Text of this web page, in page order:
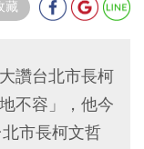
藏
讚台北市長柯
不容」，他今
市長柯文哲